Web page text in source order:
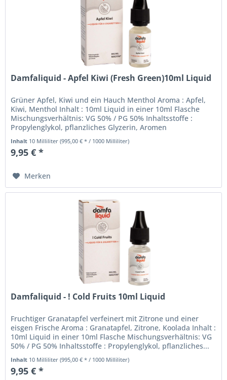
Damfaliquid - Apfel Kiwi (Fresh Green)10ml Liquid
Grüner Apfel, Kiwi und ein Hauch Menthol Aroma : Apfel,
Kiwi, Menthol Inhalt : 10ml Liquid in einer 10ml Flasche
Mischungsverhältnis: VG 50% / PG 50% Inhaltsstoffe :
Propylenglykol, pflanzliches Glyzerin, Aromen
Nikotinstärke: Sie können...
Inhalt 10 Milliliter(995,00 € * / 1000 Milliliter)
9,95 € *
Merken
Damfaliquid - ! Cold Fruits 10ml Liquid
Fruchtiger Granatapfel verfeinert mit Zitrone und einer
eisgen Frische Aroma : Granatapfel, Zitrone, Koolada Inhalt :
10ml Liquid in einer 10ml Flasche Mischungsverhältnis: VG
50% / PG 50% Inhaltsstoffe : Propylenglykol, pflanzliches...
Inhalt 10 Milliliter(995,00 € * / 1000 Milliliter)
9,95 € *